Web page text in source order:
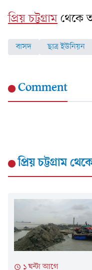
প্রিয় চট্টগ্রামথেকে
বাসদ ছাত্র ইউনিয়ন
Comment
প্রিয় চট্টগ্রাম
১ ঘন্টা আগে